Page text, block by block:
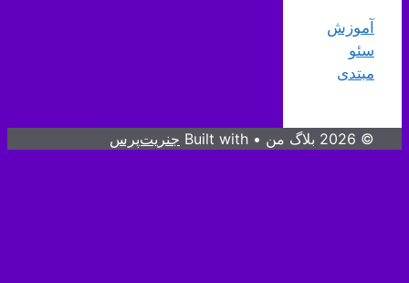
آموزش
سئو
مبتدی
© 2026 بلاگ من • Built with جنریت‌پرس